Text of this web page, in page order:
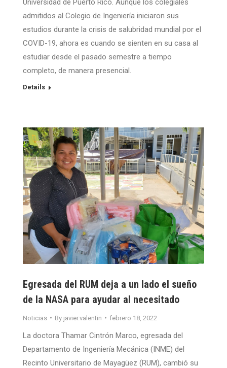
Universidad de Puerto Rico. Aunque los colegiales
admitidos al Colegio de Ingeniería iniciaron sus
estudios durante la crisis de salubridad mundial por el
COVID-19, ahora es cuando se sienten en su casa al
estudiar desde el pasado semestre a tiempo
completo, de manera presencial.
Details
Egresada del RUM deja a un lado el sueño
de la NASA para ayudar al necesitado
Noticias By javier.valentin febrero 18, 2022
La doctora Thamar Cintrón Marco, egresada del
Departamento de Ingeniería Mecánica (INME) del
Recinto Universitario de Mayagüez (RUM), cambió su